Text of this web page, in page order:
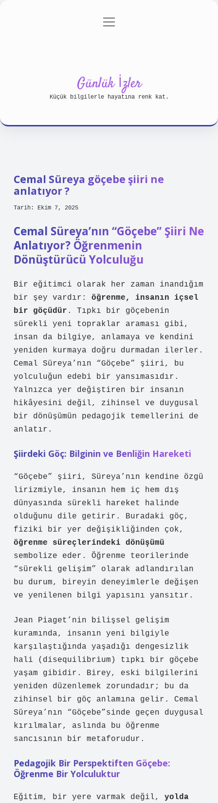
Gizlilik Politikası
menüyü
Günlük İzler
Küçük bilgilerle hayatına renk kat.
Cemal Süreya göçebe şiiri ne
anlatıyor ?
Tarih: Ekim 7, 2025
Cemal Süreya’nın “Göçebe” Şiiri Ne
Anlatıyor? Öğrenmenin
Dönüştürücü Yolculuğu
Bir eğitimci olarak her zaman inandığım
bir şey vardır: öğrenme, insanın içsel
bir göçüdür . Tıpkı bir göçebenin
sürekli yeni topraklar araması gibi,
insan da bilgiye, anlamaya ve kendini
yeniden kurmaya doğru durmadan ilerler.
Cemal Süreya’nın “Göçebe” şiiri, bu
yolculuğun edebi bir yansımasıdır.
Yalnızca yer değiştiren bir insanın
hikâyesini değil, zihinsel ve duygusal
bir dönüşümün pedagojik temellerini de
anlatır.
Şiirdeki Göç: Bilginin ve Benliğin Hareketi
“Göçebe” şiiri, Süreya’nın kendine özgü
lirizmiyle, insanın hem iç hem dış
dünyasında sürekli hareket halinde
olduğunu dile getirir. Buradaki göç,
fiziki bir yer değişikliğinden çok,
öğrenme süreçlerindeki dönüşümü
sembolize eder. Öğrenme teorilerinde
“sürekli gelişim” olarak adlandırılan
bu durum, bireyin deneyimlerle değişen
ve yenilenen bilgi yapısını yansıtır.
Jean Piaget’nin bilişsel gelişim
kuramında, insanın yeni bilgiyle
karşılaştığında yaşadığı dengesizlik
hali (disequilibrium) tıpkı bir göçebe
yaşam gibidir. Birey, eski bilgilerini
yeniden düzenlemek zorundadır; bu da
zihinsel bir göç anlamına gelir. Cemal
Süreya’nın “Göçebe”sinde geçen duygusal
kırılmalar, aslında bu öğrenme
sancısının bir metaforudur.
Pedagojik Bir Perspektiften Göçebe:
Öğrenme Bir Yolculuktur
Eğitim, bir yere varmak değil, yolda